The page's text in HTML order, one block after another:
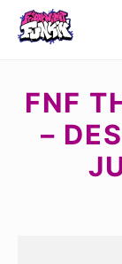
FNF
–